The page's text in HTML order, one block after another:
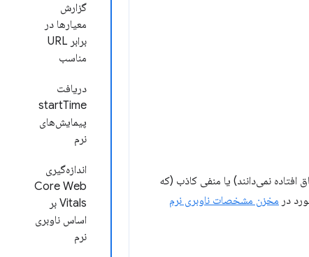
گزارش
معیارها در
برابر URL
مناسب
دریافت
startTime
پیمایش‌های
نرم
اندازه‌گیری
Core Web
Vitals بر
اساس ناوبری
نرم
افتاده نمی‌دانند) یا منفی کاذب (که
در مخزن مشخصات ناوبری نرم